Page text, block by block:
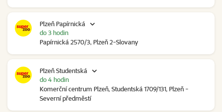
Plzeň Papírnická
Papírnická 2570/3, Plzeň 2-Slovany
do 3 hodin
Plzeň Studentská
Komerční centrum Plzeň, Studentská 1709/131, Plzeň -
Severní předměstí
do 4 hodin